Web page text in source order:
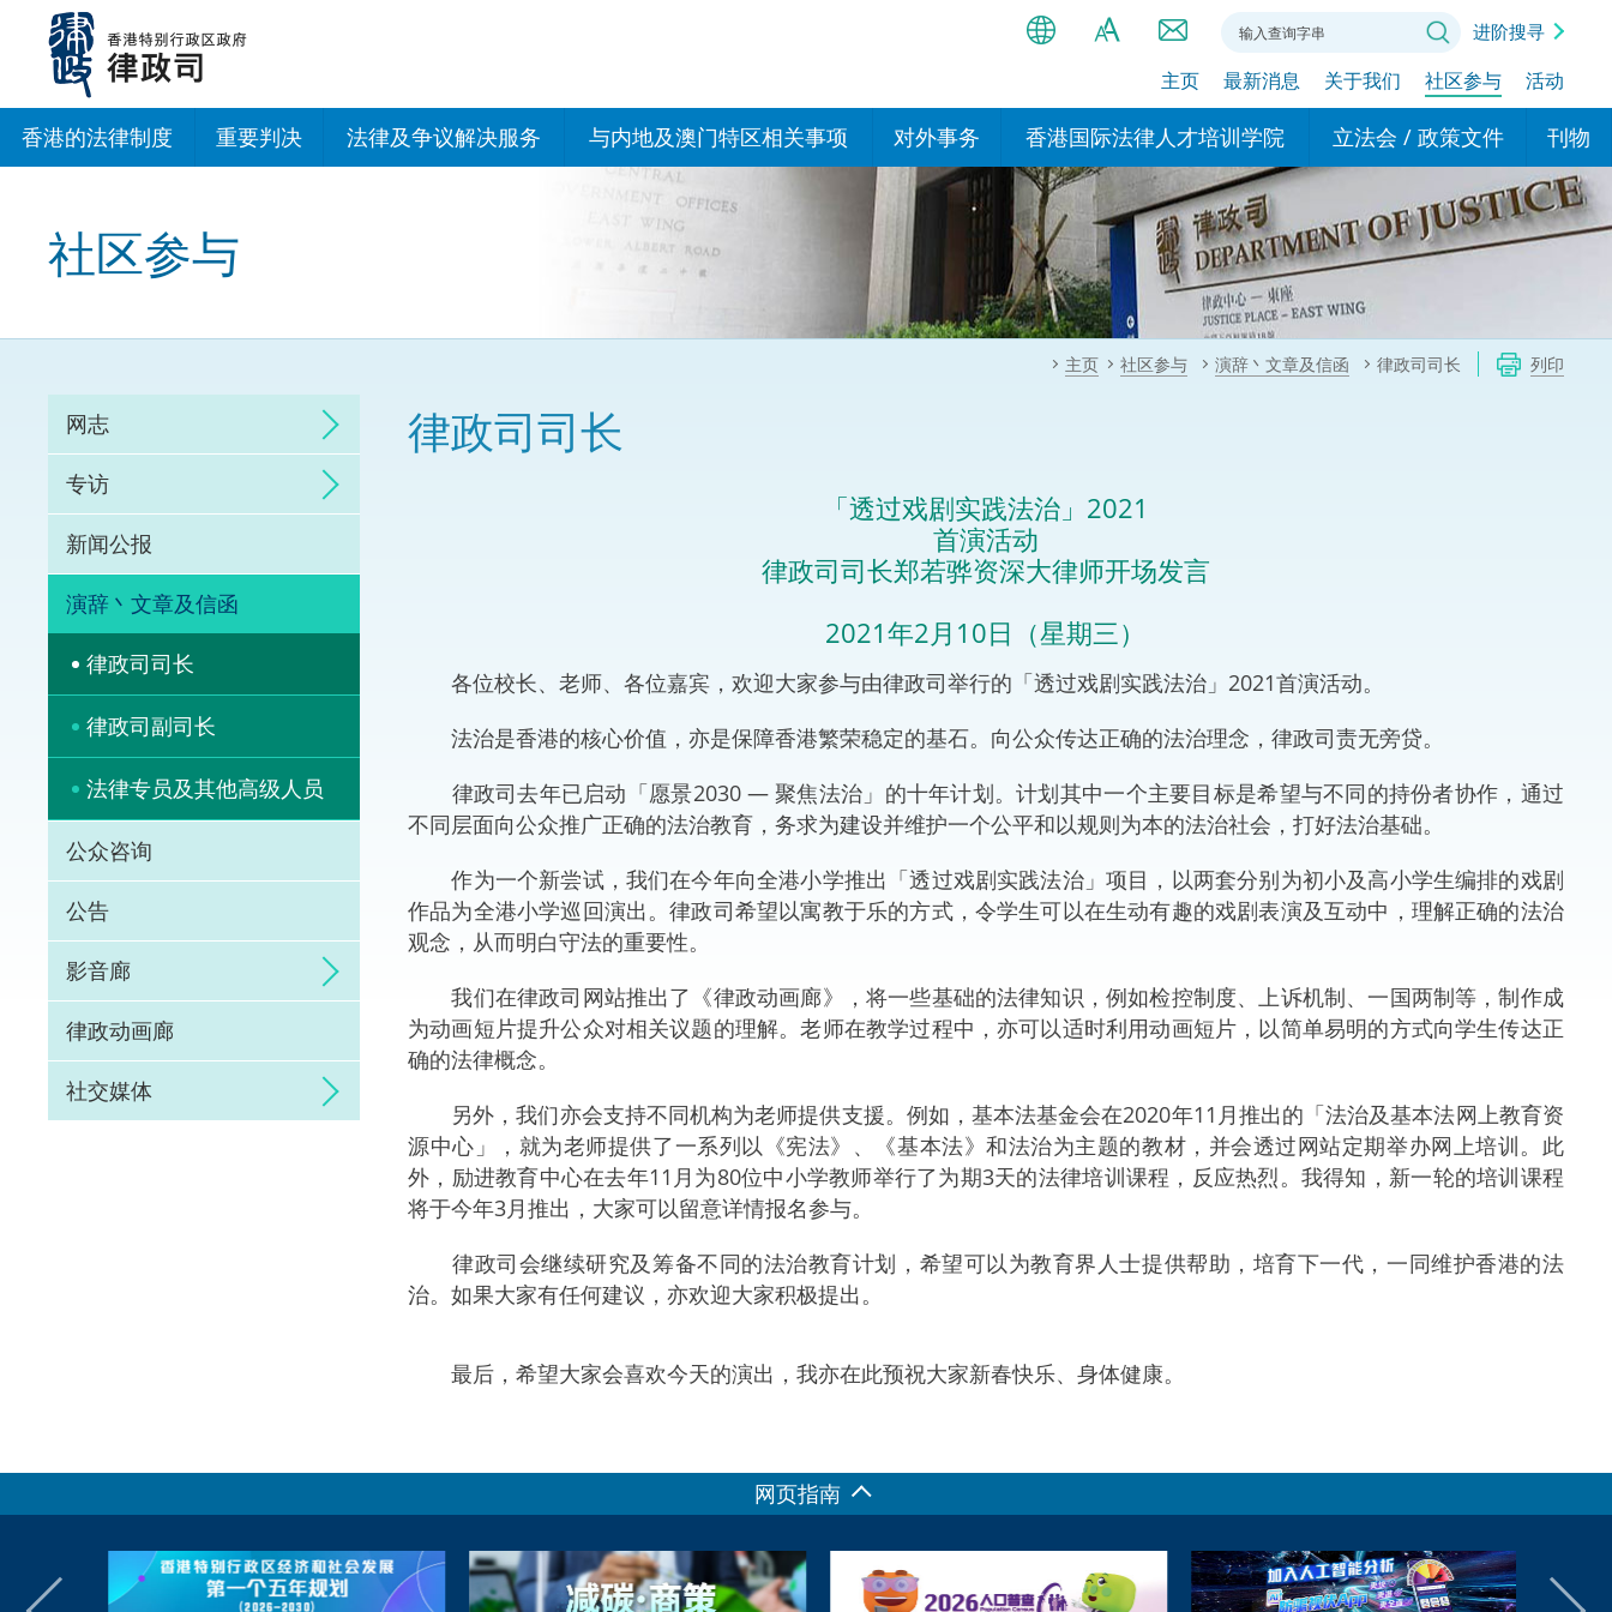
内
简
EN
Bahasa Indonesia (印尼语)
हिन्दी (印度语)
नेपाली (尼泊尔语)
ਪੰਜਾਬੀ (旁遮普语)
اردو (乌尔都语)
Tiếng Việt (越南语)
A
A
进阶搜寻
主页 最新消息 关于我们 社区参与 活动
香港的法律制度 重要判决 法律及争议解决服务
诉讼
网上争议解决及法律科技
体育争议解决先导计划
能力建设
法律枢纽
促成交易和争议解决服务中心
与内地及澳门特区相关事项
与内地有关的安排
香港与内地相互认可和执行民
商事案件判决的安排
关于建立更紧密经贸关系的安
与内地有关的项目及合作安排
对外事务
国际政府机构在香港设立办事
处或运作
多边协定
其他协定
香港国际法律人才培训学院
我们的学院
我们的专家委员会
我们的办公室
我们的培训课程和能力建设项
我们的年度回顾 2024-2025
立法会 / 政策文件
现行政策措施
政策文件
特别财务委员会
刊物
基本
民事
社区参与
主页 社区参与 演辞丶文章及信函 律政司司长 列印
网志
专访
新闻公报
演辞丶文章及信函
律政司司长
律政司副司长
法律专员及其他高级人员
公众咨询
公告
影音廊
律政动画廊
社交媒体
律政司司长
「透过戏剧实践法治」2021
首演活动
律政司司长郑若骅资深大律师开场发言
2021年2月10日（星期三）
各位校长、老师、各位嘉宾，欢迎大家参与由律政司举行的「透过戏剧实践法治」2021首演活动。
法治是香港的核心价值，亦是保障香港繁荣稳定的基石。向公众传达正确的法治理念，律政司责无旁贷。
律政司去年已启动「愿景2030 — 聚焦法治」的十年计划。计划其中一个主要目标是希望与不同的持份者协作，通过
不同层面向公众推广正确的法治教育，务求为建设并维护一个公平和以规则为本的法治社会，打好法治基础。
作为一个新尝试，我们在今年向全港小学推出「透过戏剧实践法治」项目，以两套分别为初小及高小学生编排的戏剧
作品为全港小学巡回演出。律政司希望以寓教于乐的方式，令学生可以在生动有趣的戏剧表演及互动中，理解正确的法治
观念，从而明白守法的重要性。
我们在律政司网站推出了《律政动画廊》，将一些基础的法律知识，例如检控制度、上诉机制、一国两制等，制作成
为动画短片提升公众对相关议题的理解。老师在教学过程中，亦可以适时利用动画短片，以简单易明的方式向学生传达正
确的法律概念。
另外，我们亦会支持不同机构为老师提供支援。例如，基本法基金会在2020年11月推出的「法治及基本法网上教育资
源中心」，就为老师提供了一系列以《宪法》、《基本法》和法治为主题的教材，并会透过网站定期举办网上培训。此
外，励进教育中心在去年11月为80位中小学教师举行了为期3天的法律培训课程，反应热烈。我得知，新一轮的培训课程
将于今年3月推出，大家可以留意详情报名参与。
律政司会继续研究及筹备不同的法治教育计划，希望可以为教育界人士提供帮助，培育下一代，一同维护香港的法
治。如果大家有任何建议，亦欢迎大家积极提出。
最后，希望大家会喜欢今天的演出，我亦在此预祝大家新春快乐、身体健康。
网页指南